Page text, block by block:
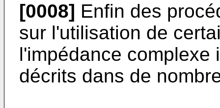
[0008] Enfin des
sur l'utilisation de
l'impédance complexe
décrits dans de